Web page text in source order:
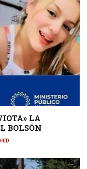
LA
BOLSÓN